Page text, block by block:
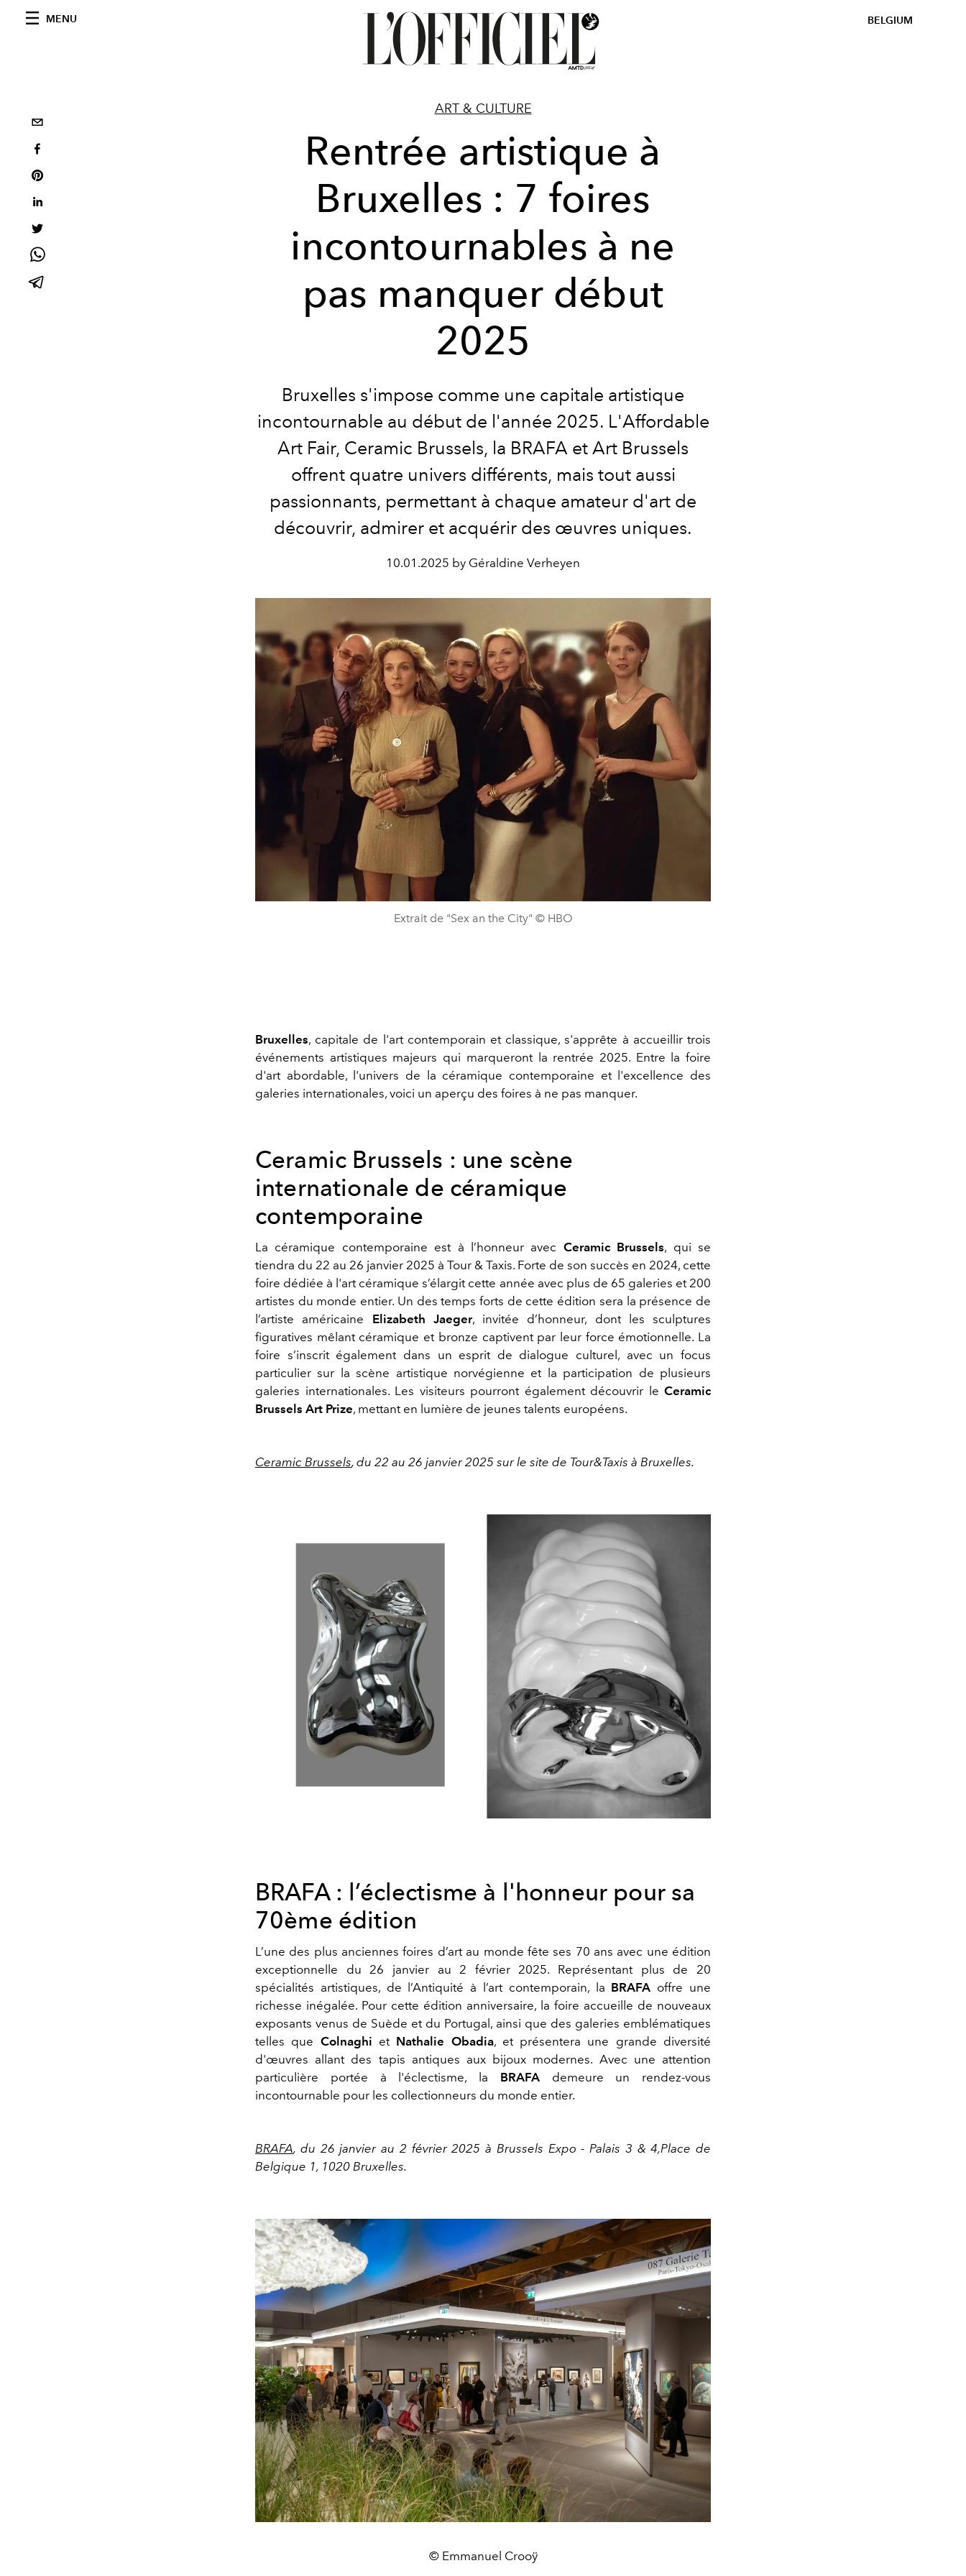
MENU BELGIUM
ART & CULTURE
Rentrée artistique à
Bruxelles : 7 foires
incontournables à ne
pas manquer début
2025
Bruxelles s'impose comme une capitale artistique
incontournable au début de l'année 2025. L'Affordable
Art Fair, Ceramic Brussels, la BRAFA et Art Brussels
offrent quatre univers différents, mais tout aussi
passionnants, permettant à chaque amateur d'art de
découvrir, admirer et acquérir des œuvres uniques.
10.01.2025 by Géraldine Verheyen
Extrait de "Sex an the City" © HBO
Bruxelles, capitale de l'art contemporain et classique, s'apprête à accueillir trois
événements artistiques majeurs qui marqueront la rentrée 2025. Entre la foire
d'art abordable, l'univers de la céramique contemporaine et l'excellence des
galeries internationales, voici un aperçu des foires à ne pas manquer.
Ceramic Brussels : une scène
internationale de céramique
contemporaine
La céramique contemporaine est à l’honneur avec Ceramic Brussels, qui se
tiendra du 22 au 26 janvier 2025 à Tour & Taxis. Forte de son succès en 2024, cette
foire dédiée à l'art céramique s’élargit cette année avec plus de 65 galeries et 200
artistes du monde entier. Un des temps forts de cette édition sera la présence de
l’artiste américaine Elizabeth Jaeger, invitée d’honneur, dont les sculptures
figuratives mêlant céramique et bronze captivent par leur force émotionnelle. La
foire s’inscrit également dans un esprit de dialogue culturel, avec un focus
particulier sur la scène artistique norvégienne et la participation de plusieurs
galeries internationales. Les visiteurs pourront également découvrir le Ceramic
Brussels Art Prize, mettant en lumière de jeunes talents européens.
Ceramic Brussels, du 22 au 26 janvier 2025 sur le site de Tour&Taxis à Bruxelles.
BRAFA : l’éclectisme à l'honneur pour sa
70ème édition
L’une des plus anciennes foires d’art au monde fête ses 70 ans avec une édition
exceptionnelle du 26 janvier au 2 février 2025. Représentant plus de 20
spécialités artistiques, de l’Antiquité à l’art contemporain, la BRAFA offre une
richesse inégalée. Pour cette édition anniversaire, la foire accueille de nouveaux
exposants venus de Suède et du Portugal, ainsi que des galeries emblématiques
telles que Colnaghi et Nathalie Obadia, et présentera une grande diversité
d'œuvres allant des tapis antiques aux bijoux modernes. Avec une attention
particulière portée à l'éclectisme, la BRAFAdemeure un rendez-vous
incontournable pour les collectionneurs du monde entier.
BRAFA, du 26 janvier au 2 février 2025 à Brussels Expo - Palais 3 & 4,Place de
Belgique 1, 1020 Bruxelles.
© Emmanuel Crooÿ